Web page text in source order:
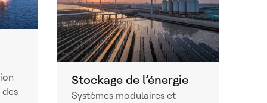
des
Stockage de l’énergie
Systèmes modulaires et